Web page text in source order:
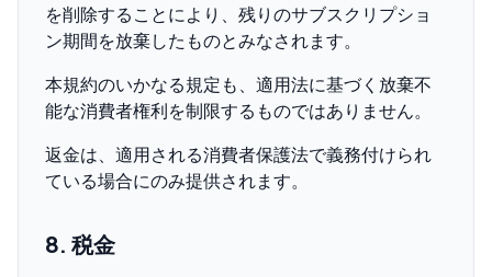
を削除することにより、残りのサブスクリプショ
ン期間を放棄したものとみなされます。
本規約のいかなる規定も、適用法に基づく放棄不
能な消費者権利を制限するものではありません。
返金は、適用される消費者保護法で義務付けられ
ている場合にのみ提供されます。
8. 税金